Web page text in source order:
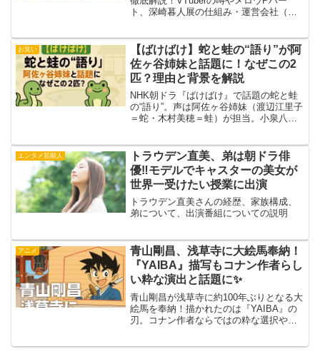
ト、深崎暮人展の仕組み・運営会社（ア
お笑い
【ばけばけ】蛇と蛙の“語り”が阿
佐ヶ谷姉妹と話題に！なぜこの2
匹？理由と背景を解説
NHK朝ドラ『ばけばけ』で話題の蛇と蛙
の“語り”。声は阿佐ヶ谷姉妹（渡辺江里子
＝蛇・木村美穂＝蛙）が担当。小泉八雲
ます。
エンタメ芸能人
トラウデン直美、弟は朝ドラ俳
優‼モデルでキャスターの美女が
世界一受けたい授業に出演
トラウデン直美さんの経歴、家族構成、
弟について、出演番組についての説明
アニメ
青山剛昌、浅草寺に大絵馬奉納！
『YAIBA』描写もコナン作者らし
い粋な演出と話題に✨
青山剛昌が浅草寺に約100年ぶりとなる大
絵馬を奉納！描かれたのは『YAIBA』の
刃。コナン作者ならではの粋な選択やセ